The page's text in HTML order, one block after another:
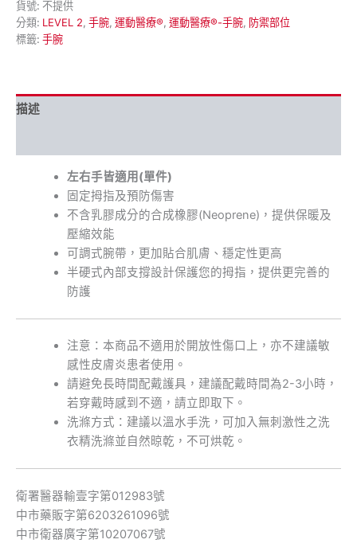
貨號: 不提供
分類: LEVEL 2, 手腕, 運動醫療®, 運動醫療®-手腕, 防禦部位
標籤: 手腕
描述
左右手皆適用(單件)
固定拇指及預防傷害
不含乳膠成分的合成橡膠(Neoprene)，提供保暖及
壓縮效能
可調式腕帶，更加貼合肌膚、穩定性更高
半硬式內部支撐設計保護您的拇指，提供更完善的
防護
注意：本商品不適用於開放性傷口上，亦不建議敏
感性皮膚炎患者使用。
請避免長時間配戴護具，建議配戴時間為2-3小時，
若穿戴時感到不適，請立即取下。
洗滌方式：建議以溫水手洗，可加入無刺激性之洗
衣精洗滌並自然晾乾，不可烘乾。
衛署醫器輸壹字第012983號
中市藥販字第6203261096號
中市衛器廣字第10207067號